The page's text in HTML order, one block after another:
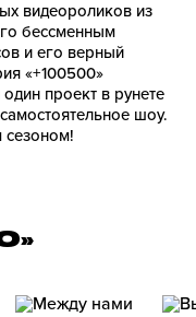
видеороликов из
бессменным
и его верный
«+100500»
проект в рунете
шоу.
сезоном!